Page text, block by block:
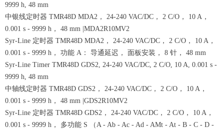
9999 h, 48 mm
中银线定时器 TMR48D MDA2， 24-240 VAC/DC， 2 C/O， 10 A，
0.001 s - 9999 h， 48 mm |MDA2R10MV2
Syr-Line 定时器 TMR48D MDA2， 24-240 VAC/DC， 2 C/O， 10 A，
0.001 s - 9999 h， 功能 A： 导通延迟， 面板安装， 8 针， 48 mm
Syr-Line Timer TMR48D GDS2, 24-240 VAC/DC, 2 C/O, 10 A, 0.001 s -
9999 h, 48 mm
中轴线定时器 TMR48D GDS2， 24-240 VAC/DC， 2 C/O， 10 A，
0.001 s - 9999 h， 48 mm |GDS2R10MV2
Syr-Line 定时器 TMR48D GDS2， 24-240 VAC/DC， 2 C/O， 10 A，
0.001 s - 9999 h， 多功能 S （A - Ab - Ac - Ad - AMt - At - B - C - D -